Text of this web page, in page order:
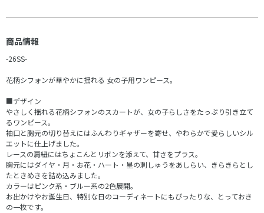
商品情報
-26SS-
花柄シフォンが華やかに揺れる 女の子用ワンピース。
■デザイン
やさしく揺れる花柄シフォンのスカートが、女の子らしさをたっぷり引き立て
るワンピース。
袖口と胸元の切り替えにはふんわりギャザーを寄せ、やわらかで愛らしいシル
エットに仕上げました。
レースの肩紐にはちょこんとリボンを添えて、甘さをプラス。
胸元にはダイヤ・月・お花・ハート・星の刺しゅうをあしらい、きらきらとし
たときめきを詰め込みました。
カラーはピンク系・ブルー系の2色展開。
お出かけやお誕生日、特別な日のコーディネートにもぴったりな、とっておき
の一枚です。